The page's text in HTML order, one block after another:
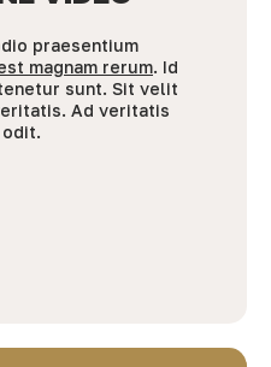
praesentium
magnam rerum. Id
sunt. Sit velit
Ad veritatis